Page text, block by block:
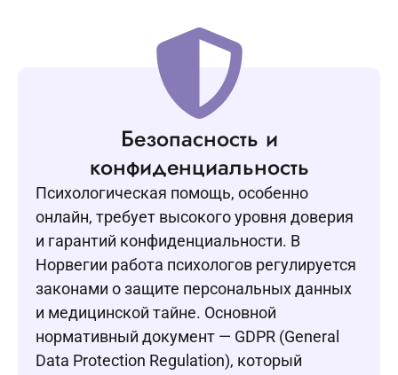
Безопасность и
конфиденциальность
Психологическая помощь, особенно
онлайн, требует высокого уровня доверия
и гарантий конфиденциальности. В
Норвегии работа психологов регулируется
законами о защите персональных данных
и медицинской тайне. Основной
нормативный документ — GDPR (General
Data Protection Regulation), который